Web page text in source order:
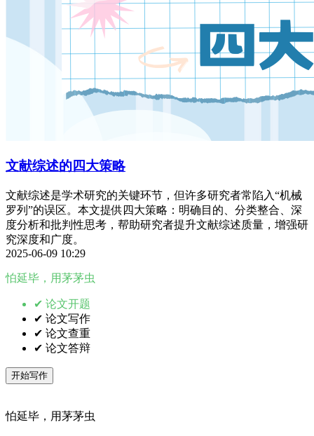
文献综述的四大策略
文献综述是学术研究的关键环节，但许多研究者常陷入“机械
罗列”的误区。本文提供四大策略：明确目的、分类整合、深
度分析和批判性思考，帮助研究者提升文献综述质量，增强研
究深度和广度。
2025-06-09 10:29
怕延毕，用茅茅虫
✔ 论文开题
✔ 论文写作
✔ 论文查重
✔ 论文答辩
开始写作
怕延毕，用茅茅虫